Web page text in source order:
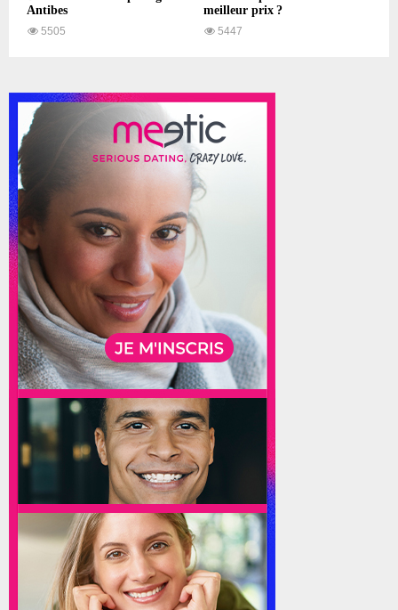
Antibes
5505
meilleur prix ?
5447